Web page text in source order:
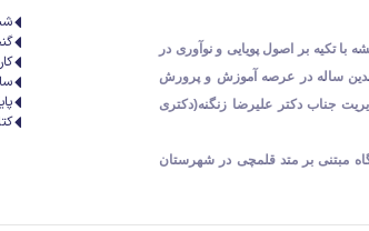
با تکیه بر اصول پویایی و نوآوری در
ساله در عرصه آموزش و پرورش
از ابتدای سال تحصیلی 95-94 با مدیریت جناب دکتر علیرضا زنگنه(دکتری
مبتنی بر متد قلمچی در شهرستان